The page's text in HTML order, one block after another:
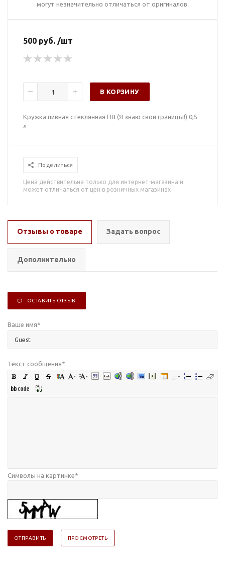
могут незначительно отличаться от оригиналов.
500 руб. /шт
В КОРЗИНУ
Кружка пивная стеклянная ПВ (Я знаю свои границы!) 0,5
л
Поделиться
Цена действительна только для интернет-магазина и
может отличаться от цен в розничных магазинах
Отзывы о товаре Задать вопрос
Дополнительно
ОСТАВИТЬ ОТЗЫВ
Ваше имя*
Текст сообщения*
Символы на картинке*